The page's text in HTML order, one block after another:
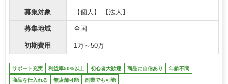
募集対象 【個人】 【法人】
募集地域 全国
初期費用 1万～50万
サポート充実 利益率50%以上 初心者大歓迎 商品に自信あり 年齢不問
商品を仕入れる 無店舗可能 副業でも可能